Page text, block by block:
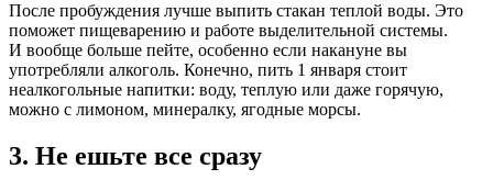
После пробуждения лучше выпить стакан теплой воды. Это
поможет пищеварению и работе выделительной системы.
И вообще больше пейте, особенно если накануне вы
употребляли алкоголь. Конечно, пить 1 января стоит
неалкогольные напитки: воду, теплую или даже горячую,
можно с лимоном, минералку, ягодные морсы.
3. Не ешьте все сразу